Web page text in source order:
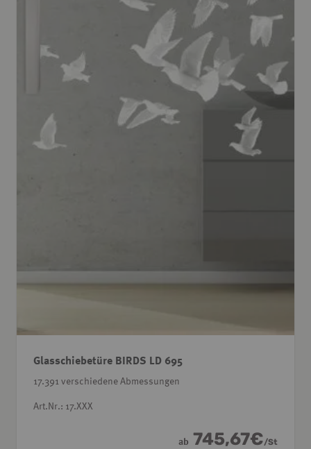
Glasschiebetüre BIRDS LD 695
17.391 verschiedene Abmessungen
Art.Nr.: 17.XXX
ab 745,67€/St